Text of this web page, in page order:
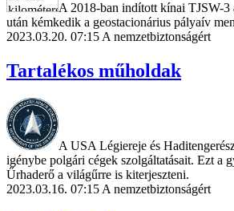
A 2018-ban indított kínai TJSW-3
után kémkedik a geostacionárius pályaív
2023.03.20. 07:15 A nemzetbiztonságért
Tartalékos műholdak
A USA Légiereje és
igénybe polgári cégek szolgáltatásait. Ezt a
Űrhaderő a világűrre is kiterjeszteni.
2023.03.16. 07:15 A nemzetbiztonságért